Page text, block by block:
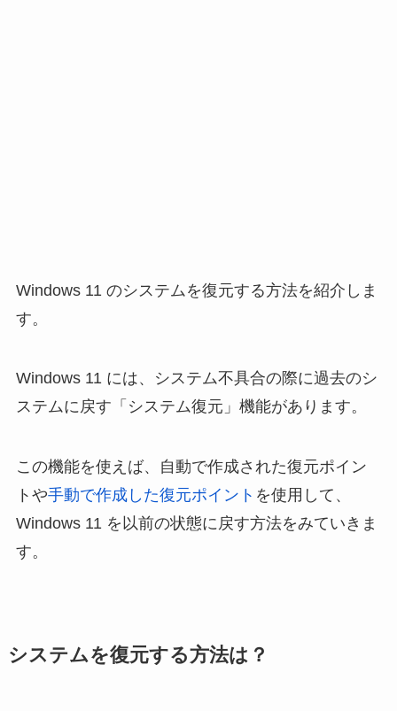
Windows 11 のシステムを復元する方法を紹介しま
す。
Windows 11 には、システム不具合の際に過去のシ
ステムに戻す「システム復元」機能があります。
この機能を使えば、自動で作成された復元ポイン
トや手動で作成した復元ポイント を使用して、
Windows 11 を以前の状態に戻す方法をみていきま
す。
システムを復元する方法は？